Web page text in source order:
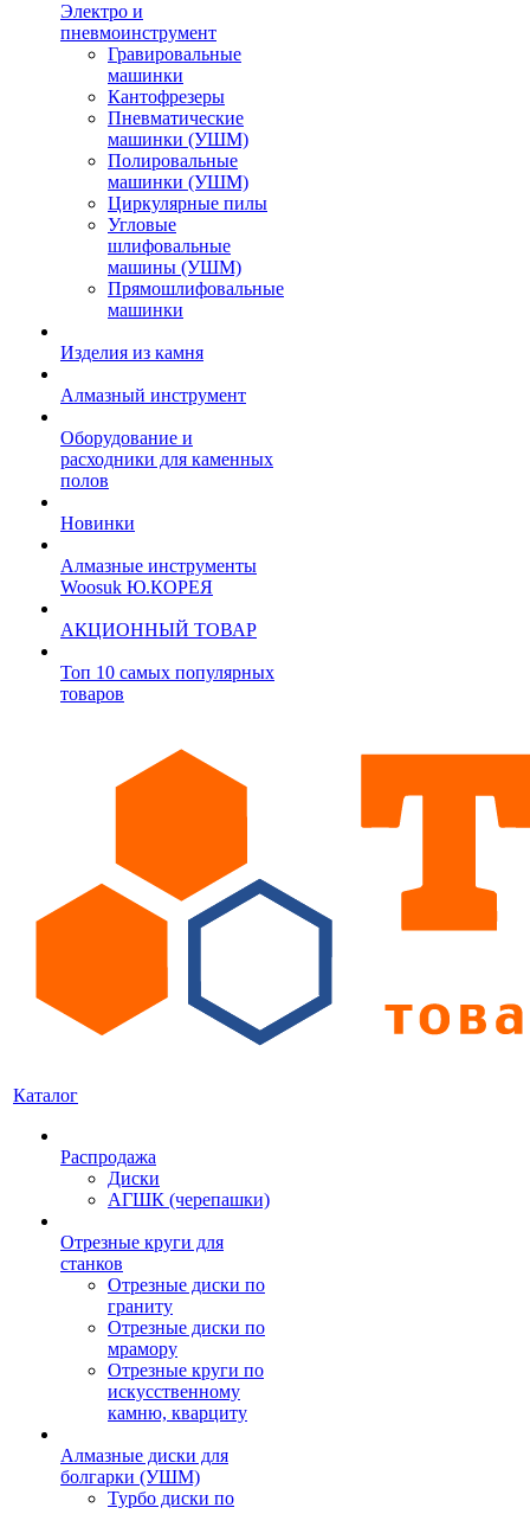
Электро и
пневмоинструмент
Гравировальные
машинки
Кантофрезеры
Пневматические
машинки (УШМ)
Полировальные
машинки (УШМ)
Циркулярные пилы
Угловые
шлифовальные
машины (УШМ)
Прямошлифовальные
машинки
Изделия из камня
Алмазный инструмент
Оборудование и
расходники для каменных
полов
Новинки
Алмазные инструменты
Woosuk Ю.КОРЕЯ
АКЦИОННЫЙ ТОВАР
Топ 10 самых популярных
товаров
Каталог
Распродажа
Диски
АГШК (черепашки)
Отрезные круги для
станков
Отрезные диски по
граниту
Отрезные диски по
мрамору
Отрезные круги по
искусственному
камню, кварциту
Алмазные диски для
болгарки (УШМ)
Турбо диски по